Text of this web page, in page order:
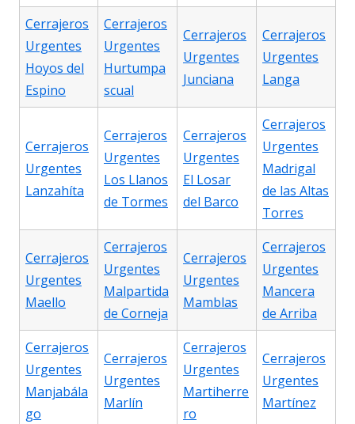
Cerrajeros
Urgentes
Hoyos del
Espino
Cerrajeros
Urgentes
Hurtumpa
scual
Cerrajeros
Urgentes
Junciana
Cerrajeros
Urgentes
Langa
Cerrajeros
Urgentes
Lanzahíta
Cerrajeros
Urgentes
Los Llanos
de Tormes
Cerrajeros
Urgentes
El Losar
del Barco
Cerrajeros
Urgentes
Madrigal
de las Altas
Torres
Cerrajeros
Urgentes
Maello
Cerrajeros
Urgentes
Malpartida
de Corneja
Cerrajeros
Urgentes
Mamblas
Cerrajeros
Urgentes
Mancera
de Arriba
Cerrajeros
Urgentes
Manjabála
go
Cerrajeros
Urgentes
Marlín
Cerrajeros
Urgentes
Martiherre
ro
Cerrajeros
Urgentes
Martínez